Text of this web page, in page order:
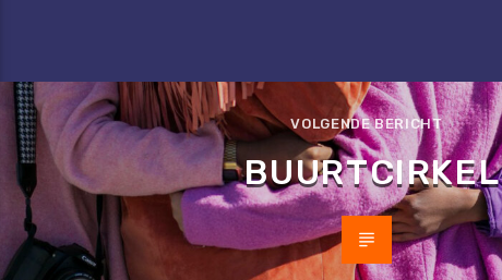
VOLGENDE BERICHT
BUURTCIRKEL